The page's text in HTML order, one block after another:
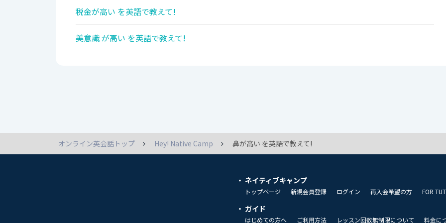
税金が高い を英語で教えて!
美意識 が高い を英語で教えて!
オンライン英会話トップ Hey! Native Camp 鼻が高い を英語で教えて!
ネイティブキャンプ
トップページ 新規会員登録 ログイン 再入会希望の方 FOR
ガイド
はじめての方へ ご利用方法 レッスン回数無制限について 料金に